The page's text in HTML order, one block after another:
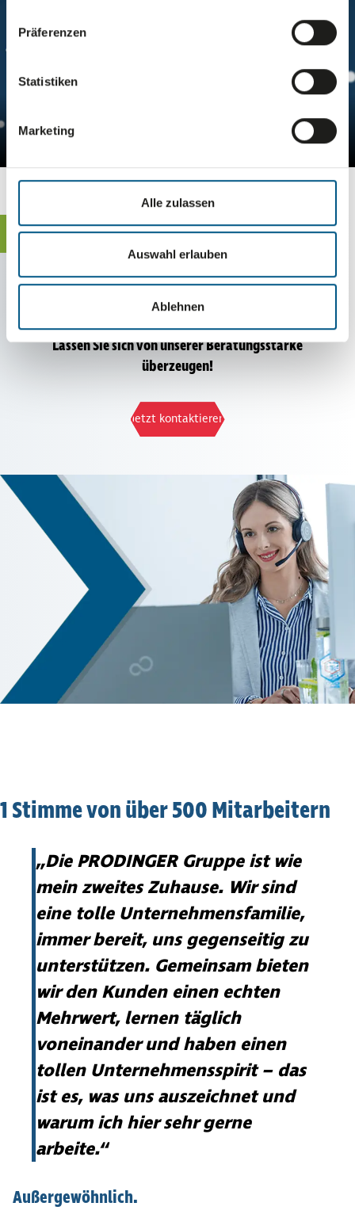
Präferenzen
Statistiken
Marketing
Alle zulassen
Auswahl erlauben
Ablehnen
KONTAKT
Wir freuen uns, Sie
kennen zu lernen!
Lassen Sie sich von unserer Bera­tungs­stärke
überzeugen!
Jetzt kontaktieren
1 Stimme von über 500 Mitar­bei­tern
„Die PRODINGER Gruppe ist wie
mein zweites Zuhause. Wir sind
eine tolle Unter­neh­mens­fa­milie,
immer bereit, uns gegenseitig zu
unterstützen. Gemeinsam bieten
wir den Kunden einen echten
Mehrwert, lernen täglich
voneinander und haben einen
tollen Unter­neh­mens­spirit – das
ist es, was uns auszeichnet und
warum ich hier sehr gerne
arbeite.“
Außer­ge­wöhn­lich.